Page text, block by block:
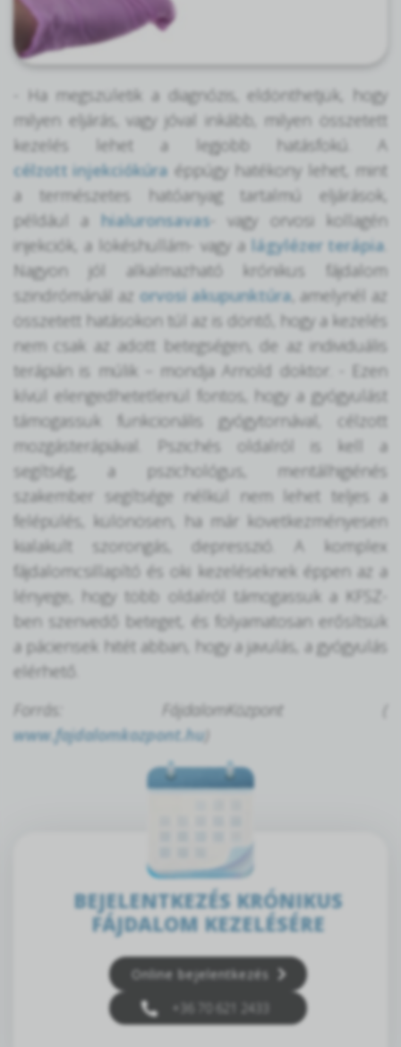
- Ha megszületik a diagnózis, eldönthetjük, hogy
milyen eljárás, vagy jóval inkább, milyen összetett
kezelés lehet a legjobb hatásfokú. A
célzott injekciókúra éppúgy hatékony lehet, mint
a természetes hatóanyag tartalmú eljárások,
például a hialuronsavas- vagy orvosi kollagén
injekciók, a lökéshullám- vagy a lágylézer terápia
Nagyon jól alkalmazható krónikus fájdalom
szindrómánál az orvosi akupunktúra, amelynél az
összetett hatásokon túl az is döntő, hogy a kezelés
nem csak az adott betegségen, de az individuális
terápián is múlik – mondja Arnold doktor. - Ezen
kívül elengedhetetlenül fontos, hogy a gyógyulást
támogassuk funkcionális gyógytornával, célzott
mozgásterápiával. Pszichés oldalról is kell a
segítség, a pszichológus, mentálhigiénés
szakember segítsége nélkül nem lehet teljes a
felépülés, különösen, ha már következményesen
kialakult szorongás, depresszió. A komplex
fájdalomcsillapító és oki kezeléseknek éppen az a
lényege, hogy több oldalról támogassuk a KFSZ-
ben szenvedő beteget, és folyamatosan erősítsük
a páciensek hitét abban, hogy a javulás, a gyógyulás
elérhető.
Forrás: FájdalomKözpont (
www.fajdalomkozpont.hu
BEJELENTKEZÉS KRÓNIKUS
FÁJDALOM KEZELÉSÉRE
Online bejelentkezés
+36 70 621 2433